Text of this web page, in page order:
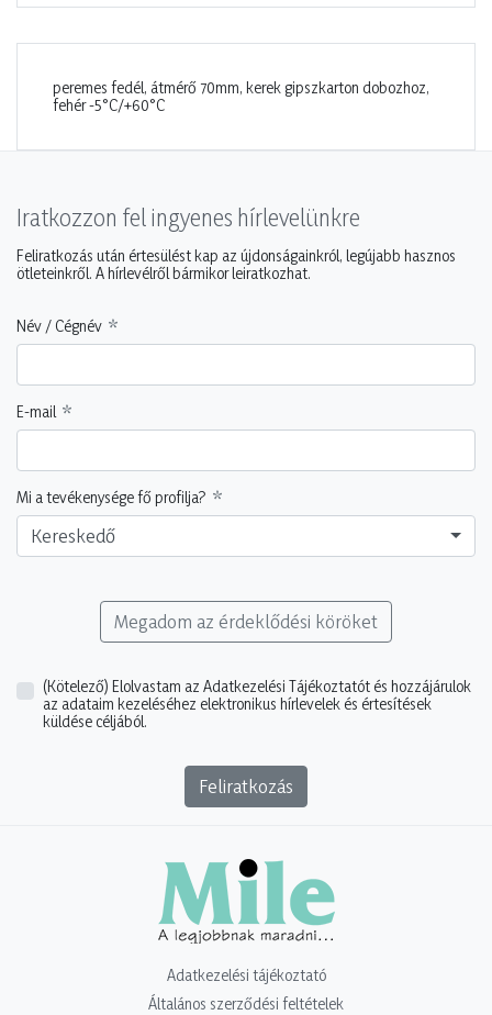
peremes fedél, átmérő 70mm, kerek gipszkarton dobozhoz,
fehér -5°C/+60°C
Iratkozzon fel ingyenes hírlevelünkre
Feliratkozás után értesülést kap az újdonságainkról, legújabb hasznos
ötleteinkről. A hírlevélről bármikor leiratkozhat.
Név / Cégnév
E-mail
Mi a tevékenysége fő profilja?
Kereskedő
Megadom az érdeklődési köröket
(Kötelező) Elolvastam az Adatkezelési Tájékoztatót és hozzájárulok
az adataim kezeléséhez elektronikus hírlevelek és értesítések
küldése céljából.
Feliratkozás
Adatkezelési tájékoztató
Általános szerződési feltételek